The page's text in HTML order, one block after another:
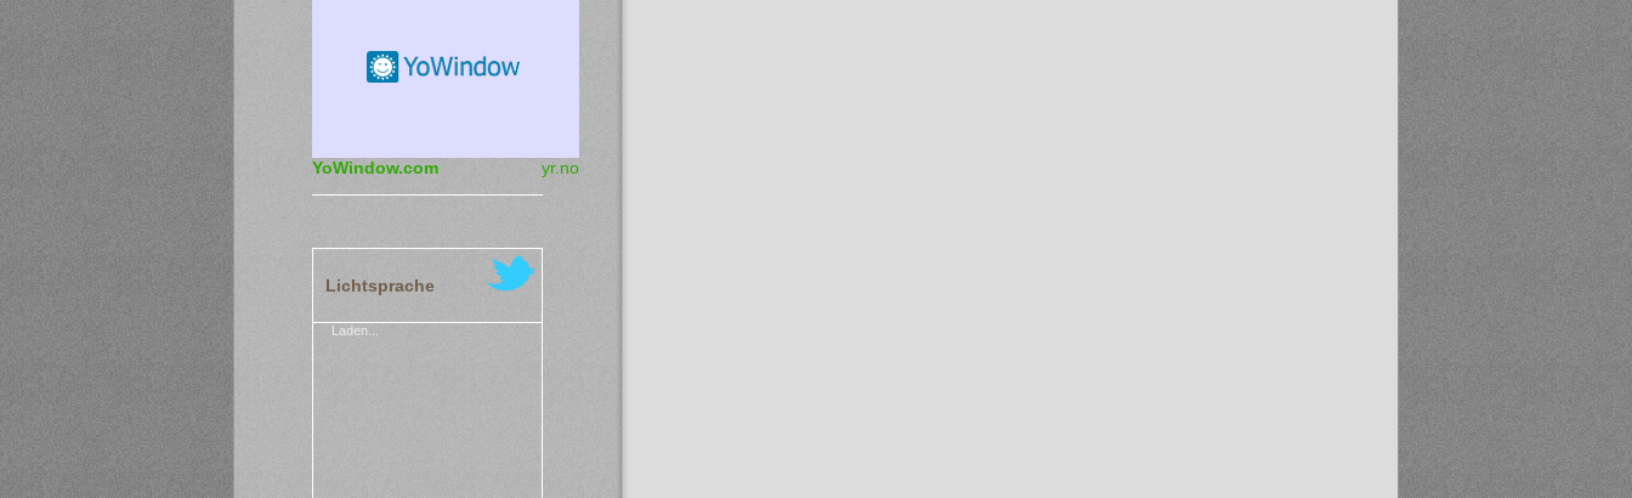
YoWindow.com yr.no
Lichtsprache
Laden...